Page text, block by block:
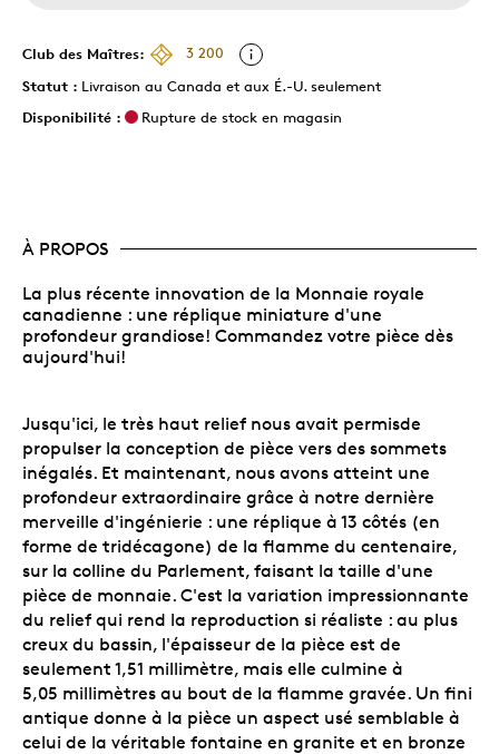
Club des Maîtres:
3 200
Statut : Livraison au Canada et aux É.-U. seulement
Disponibilité :
Rupture de stock en magasin
À PROPOS
La plus récente innovation de la Monnaie royale
canadienne : une réplique miniature d'une
profondeur grandiose! Commandez votre pièce dès
aujourd'hui!
Jusqu'ici, le très haut relief nous avait permisde
propulser la conception de pièce vers des sommets
inégalés. Et maintenant, nous avons atteint une
profondeur extraordinaire grâce à notre dernière
merveille d'ingénierie : une réplique à 13 côtés (en
forme de tridécagone) de la flamme du centenaire,
sur la colline du Parlement, faisant la taille d'une
pièce de monnaie. C'est la variation impressionnante
du relief qui rend la reproduction si réaliste : au plus
creux du bassin, l'épaisseur de la pièce est de
seulement 1,51 millimètre, mais elle culmine à
5,05 millimètres au bout de la flamme gravée. Un fini
antique donne à la pièce un aspect usé semblable à
celui de la véritable fontaine en granite et en bronze